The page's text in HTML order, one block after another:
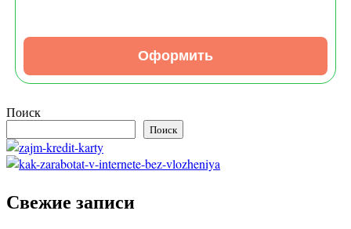
Оформить
Поиск
Поиск
Свежие записи